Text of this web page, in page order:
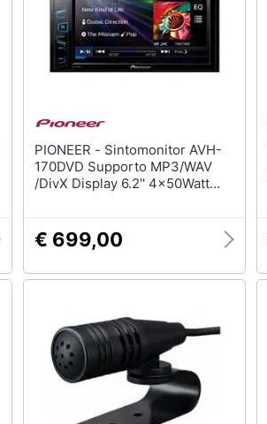
PIONEER - Sintomonitor AVH-
170DVD Supporto MP3/WAV
/DivX Display 6.2'' 4x50Watt
€ 699,00